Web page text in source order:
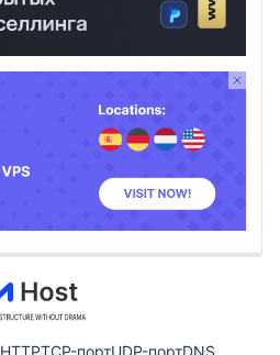
HTTPTCP-портUDP-портDNS